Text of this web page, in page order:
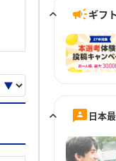
ギフ
日本